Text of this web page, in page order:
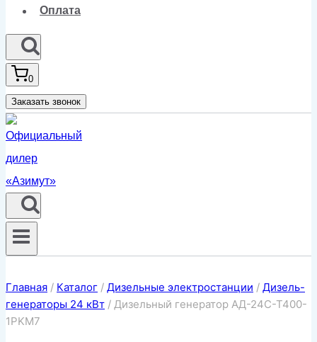
Оплата
0
Заказать звонок
Главная / Каталог / Дизельные электростанции / Дизель-
генераторы 24 кВт / Дизельный генератор АД-24С-Т400-
1РKМ7